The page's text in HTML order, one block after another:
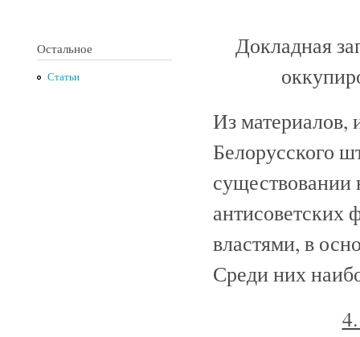
Остальное
Статьи
Докладная
Из материалов,
Белорусского
существовании
антисоветских
властями, в
Среди них